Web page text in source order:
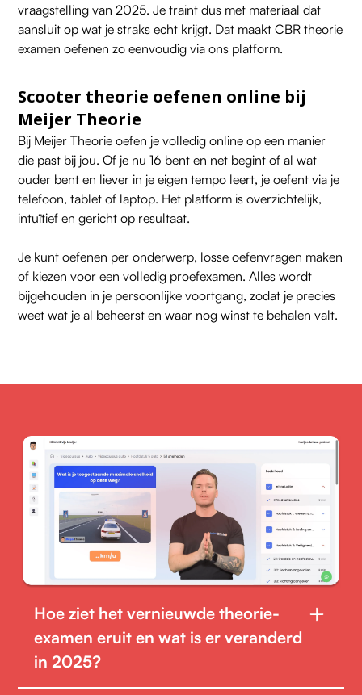
vraagstelling van 2025. Je traint dus met materiaal dat
aansluit op wat je straks echt krijgt. Dat maaktCBR theorie
examen oefenen zo eenvoudig via ons platform.
Scooter theorie oefenen online bij
Meijer Theorie
Bij Meijer Theorie oefen je volledig online op een manier
die past bij jou. Of je nu 16 bent en net begint of al wat
ouder bent en liever in je eigen tempo leert, je oefent via je
telefoon, tablet of laptop. Het platform is overzichtelijk,
intuïtief en gericht op resultaat.
Je kunt oefenen per onderwerp, losse oefenvragen maken
of kiezen voor een volledig proefexamen. Alles wordt
bijgehouden in je persoonlijke voortgang, zodat je precies
weet wat je al beheerst en waar nog winst te behalen valt.
Hoe ziet het vernieuwde theorie-
examen eruit en wat is er veranderd
in 2025?